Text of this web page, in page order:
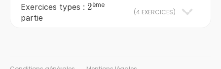
Exercices types : 2
2ème
partie
(4 EXERCICES)